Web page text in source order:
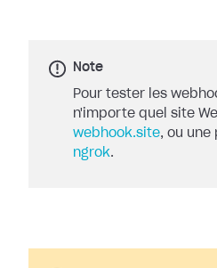
Note
Pour tester les
n'importe quel site
webhook.site, ou une
ngrok.